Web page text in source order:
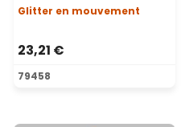
blanc chaud
Glitter en mouvement
23,21 €
79458